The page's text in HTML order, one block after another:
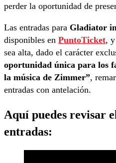
perder la oportunidad de
Las entradas para Gladiator
disponibles en PuntoTicket,
sea alta, dado el carácter
oportunidad única para los
la música de Zimmer”,
entradas con antelación.
Aquí puedes revisar
entradas: